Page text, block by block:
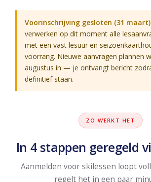
Voorinschrijving gesloten (31
verwerken op dit moment alle
met een vast lesuur en
voorrang. Nieuwe aanvragen plannen
augustus in — je ontvangt bericht
definitief staan.
ZO WERKT HET
In 4 stappen geregeld
Aanmelden voor skilessen loopt
regelt het in een paar